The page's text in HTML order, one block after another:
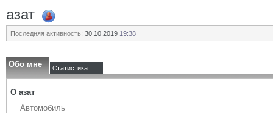
азат
Последняя активность: 30.10.2019 19:38
Обо мне Статистика
О азат
Автомобиль